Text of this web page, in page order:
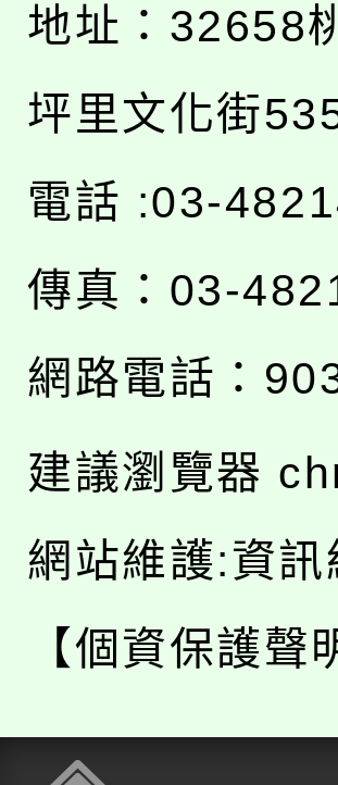
地址： 32658
坪里文化街
電話 :03-
傳真：03-
網路電話：
建議瀏覽器
網站維護:資訊
【個資保護聲